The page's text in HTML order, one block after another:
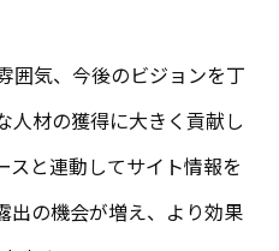
囲気、今後のビジョンを丁
人材の獲得に大きく貢献し
スと連動してサイト情報を
出の機会が増え、より効果